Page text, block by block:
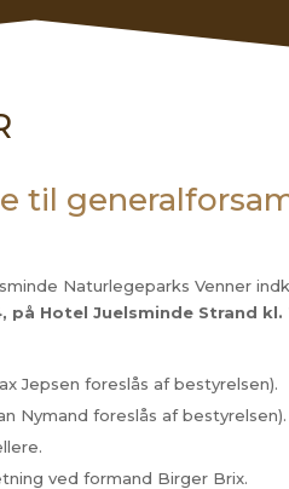
til
Naturlegeparks Venner
på Hotel Juelsminde Strand kl.
Jepsen foreslås af bestyrelsen).
Nymand foreslås af bestyrelsen).
ved formand Birger Brix.